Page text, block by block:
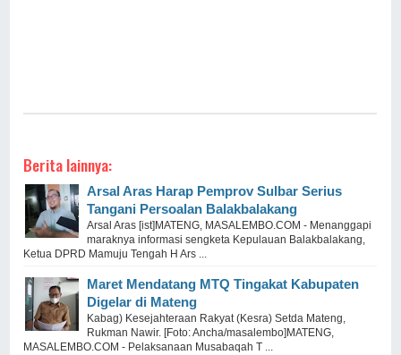
Berita lainnya:
Arsal Aras Harap Pemprov Sulbar Serius
Tangani Persoalan Balakbalakang
Arsal Aras [ist]MATENG, MASALEMBO.COM - Menanggapi
maraknya informasi sengketa Kepulauan Balakbalakang,
Ketua DPRD Mamuju Tengah H Ars ...
Maret Mendatang MTQ Tingakat Kabupaten
Digelar di Mateng
Kabag) Kesejahteraan Rakyat (Kesra) Setda Mateng,
Rukman Nawir. [Foto: Ancha/masalembo]MATENG,
MASALEMBO.COM - Pelaksanaan Musabaqah T ...